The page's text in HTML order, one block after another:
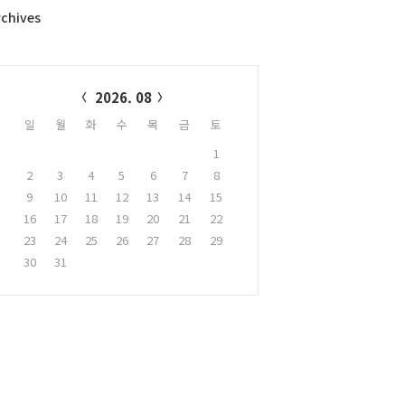
2026. 08
일 월 화 수 목 금
토
1
2
3 4 5 6 7
8
9
10 11 12 13 14
15
16
17 18 19 20 21
22
23
24 25 26 27 28
29
30
31